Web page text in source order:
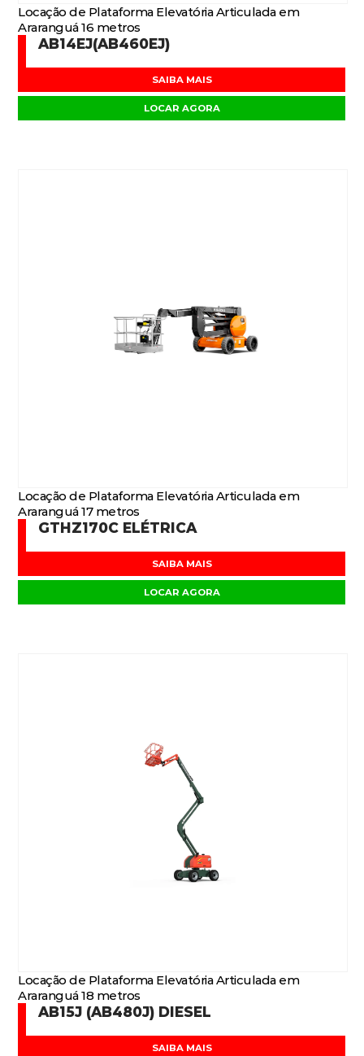
Locação de Plataforma Elevatória Articulada em
Araranguá 16 metros
AB14EJ(AB460EJ)
SAIBA MAIS
LOCAR AGORA
Locação de Plataforma Elevatória Articulada em
Araranguá 17 metros
GTHZ170C ELÉTRICA
SAIBA MAIS
LOCAR AGORA
Locação de Plataforma Elevatória Articulada em
Araranguá 18 metros
AB15J (AB480J) DIESEL
SAIBA MAIS